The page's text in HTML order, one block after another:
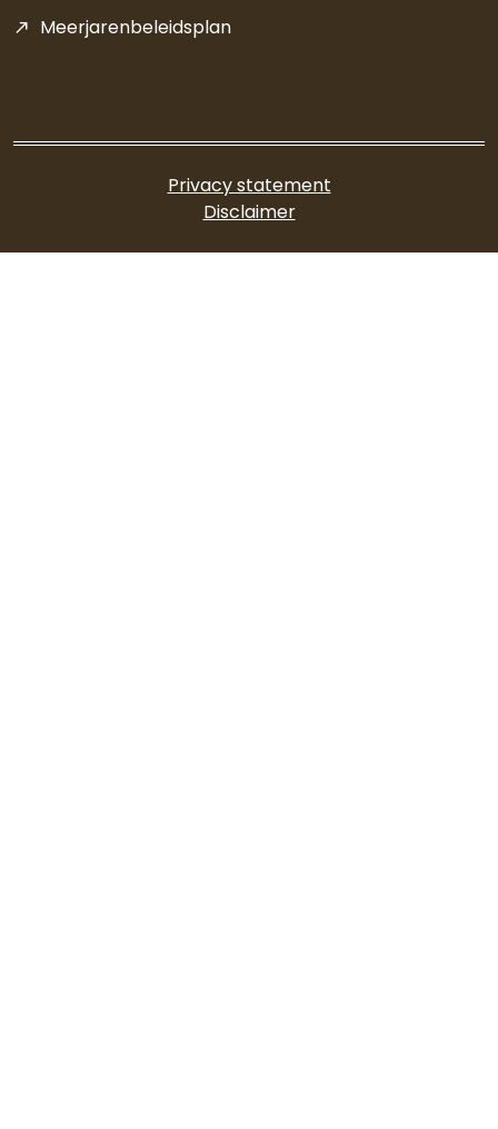
Meerjarenbeleidsplan
Privacy statement
Disclaimer